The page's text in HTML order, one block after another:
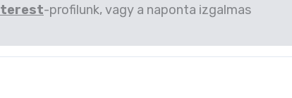
-profilunk, vagy a naponta izgalmas